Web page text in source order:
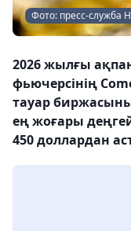
Фото: пресс-служба
2026 жылғы
фьючерсінің
тауар
ең жоғары
450 доллардан